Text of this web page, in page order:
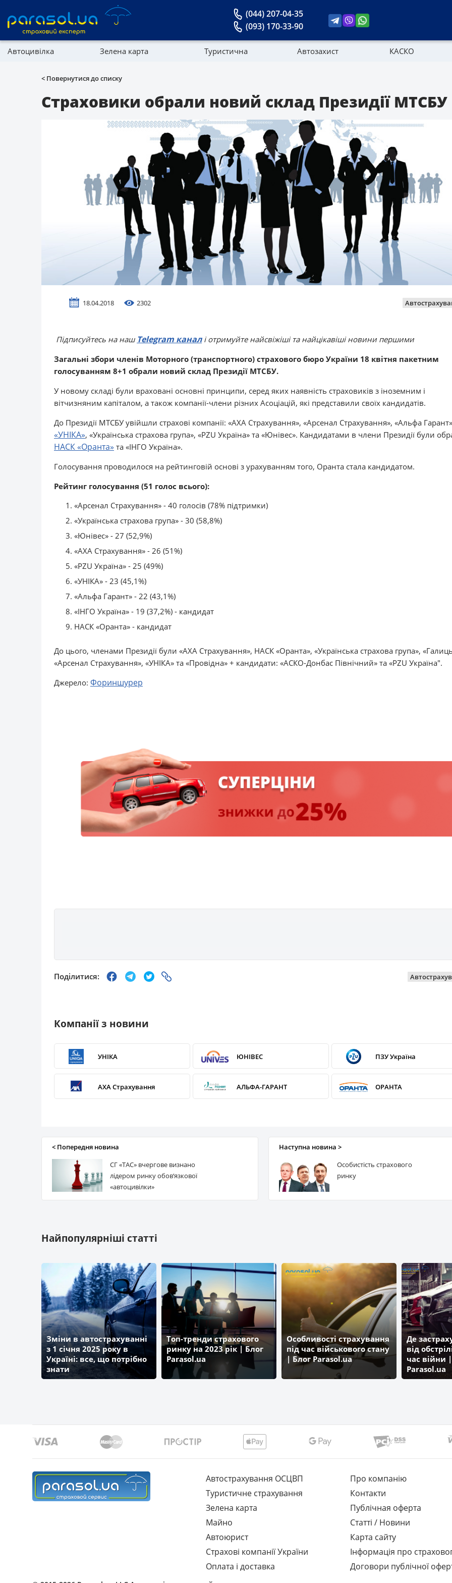
(044) 207-04-35
(093) 170-33-90
Автоцивілка Зелена карта Туристична Автозахист КАСКО
Новини
< Повернутися до списку
Страховики обрали новий склад Президії МТСБУ
18.04.2018 2302
Підписуйтесь на наш Telegram каналі отримуйте найсвіжіші та найцікавіші новини першими
Загальні збори членів Моторного (транспортного) страхового бюро України 18 квітня пакетним
голосуванням 8+1 обрали новий склад Президії МТСБУ.
У новому складі були враховані основні принципи, серед яких наявність страховиків з іноземним і
вітчизняним капіталом, а також компанії-члени різних Асоціацій, які представили своїх кандидатів.
До Президії МТСБУ увійшли страхові компанії: «АХА Страхування», «Арсенал Страхування», «Альфа
«УНІКА», «Українська страхова група», «PZU Україна» та «Юнівес». Кандидатами в члени Президії були
НАСК «Оранта» та «ІНГО Україна».
Голосування проводилося на рейтинговій основі з урахуванням того, Оранта стала кандидатом.
Рейтинг голосування (51 голос всього):
«Арсенал Страхування» - 40 голосів (78% підтримки)
«Українська страхова група» - 30 (58,8%)
«Юнівес» - 27 (52,9%)
«АХА Страхування» - 26 (51%)
«PZU Україна» - 25 (49%)
«УНІКА» - 23 (45,1%)
«Альфа Гарант» - 22 (43,1%)
«ІНГО Україна» - 19 (37,2%) - кандидат
НАСК «Оранта» - кандидат
До цього, членами Президії були «АХА Страхування», НАСК «Оранта», «Українська страхова група»,
«Арсенал Страхування», «УНІКА» та «Провідна» + кандидати: «АСКО-Донбас Північний» та «PZU Україна".
Джерело: Фориншурер
Поділитися:
Компанії з новини
УНІКА ЮНІВЕС ПЗУ Україна
АХА Страхування АЛЬФА-ГАРАНТ ОРАНТА
< Попередня новина
СГ «ТАС» вчергове визнано
лідером ринку обов‘язкової
«автоцивілки»
Наступна новина >
Особистість страхового
ринку
Найпопулярніші статті
Зміни в автострахуванні
з 1 січня 2025 року в
Україні: все, що потрібно
знати
Топ-тренди страхового
ринку на 2023 рік | Блог
Parasol.ua
Особливості страхування
під час військового стану
| Блог Parasol.ua
Де
від
час війни
Parasol.ua
Автострахування ОСЦВП
Туристичне страхування
Зелена карта
Майно
Автоюрист
Страхові компанії України
Оплата і доставка
Про компанію
Контакти
Публічная оферта
Статті / Новини
Карта сайту
Інформація про
Договори публічної